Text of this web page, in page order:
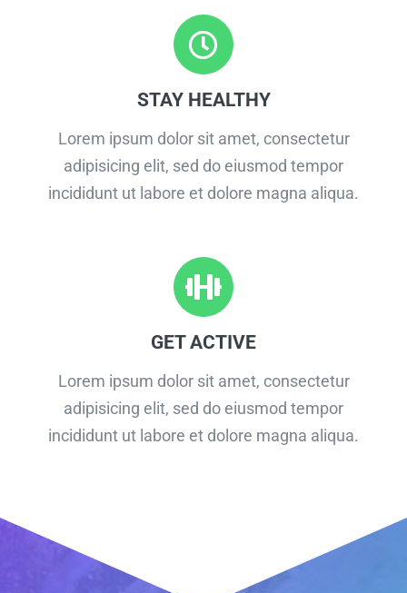
STAY HEALTHY
Lorem ipsum dolor sit amet, consectetur
adipisicing elit, sed do eiusmod tempor
incididunt ut labore et dolore magna aliqua.
GET ACTIVE
Lorem ipsum dolor sit amet, consectetur
adipisicing elit, sed do eiusmod tempor
incididunt ut labore et dolore magna aliqua.